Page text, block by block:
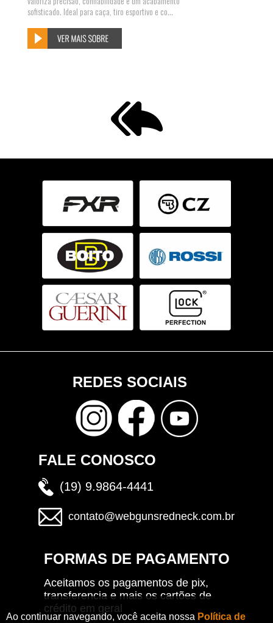
Ao continuar navegando, você aceita nossa Política de
sofisticado. Ideal para caça, tiro esportivo e co...
REDES SOCIAIS
FALE CONOSCO
(19) 9.9864-4441
contato@webgunsredneck.com.br
FORMAS DE PAGAMENTO
Aceitamos os pagamentos de pix,
transferencia e mais os cartões de
crédito em geral